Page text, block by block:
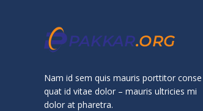
Nam id sem quis mauris porttitor conse
quat id vitae dolor – mauris ultricies mi
dolor at pharetra.